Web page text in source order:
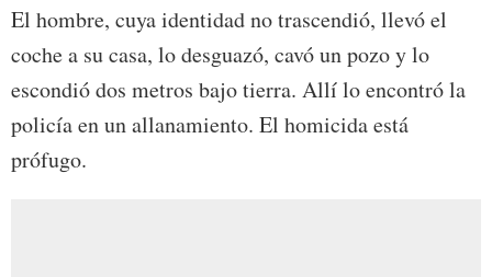
El hombre, cuya identidad no trascendió, llevó el
coche a su casa, lo desguazó, cavó un pozo y lo
escondió dos metros bajo tierra. Allí lo encontró la
policía en un allanamiento. El homicida está
prófugo.